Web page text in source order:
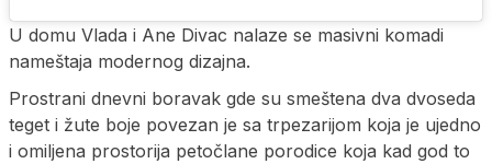
U domu Vlada i Ane Divac nalaze se masivni komadi
nameštaja modernog dizajna.
Prostrani dnevni boravak gde su smeštena dva dvoseda
teget i žute boje povezan je sa trpezarijom koja je ujedno
i omiljena prostorija petočlane porodice koja kad god to